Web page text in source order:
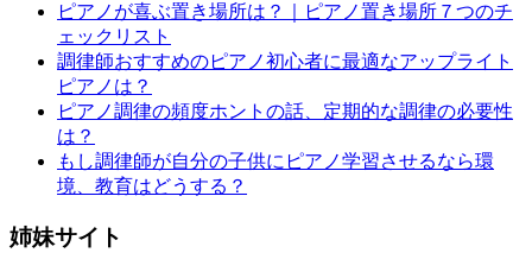
ピアノが喜ぶ置き場所は？｜ピアノ置き場所７つのチ
ェックリスト
調律師おすすめのピアノ初心者に最適なアップライト
ピアノは？
ピアノ調律の頻度ホントの話、定期的な調律の必要性
は？
もし調律師が自分の子供にピアノ学習させるなら環
境、教育はどうする？
姉妹サイト